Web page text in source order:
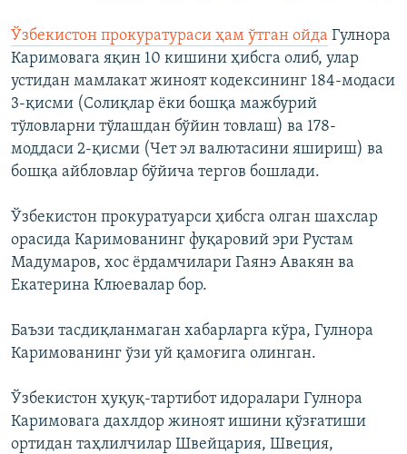
Ўзбекистон прокуратураси ҳам ўтган ойда Гулнора
Каримовага яқин 10 кишини ҳибсга олиб, улар
устидан мамлакат жиноят кодексининг 184-модаси
3-қисми (Солиқлар ёки бошқа мажбурий
тўловларни тўлашдан бўйин товлаш) ва 178-
моддаси 2-қисми (Чет эл валютасини яшириш) ва
бошқа айбловлар бўйича тергов бошлади.
Ўзбекистон прокуратуарси ҳибсга олган шахслар
орасида Каримованинг фуқаровий эри Рустам
Мадумаров, хос ёрдамчилари Гаянэ Авакян ва
Екатерина Клюевалар бор.
Баъзи тасдиқланмаган хабарларга кўра, Гулнора
Каримованинг ўзи уй қамоғига олинган.
Ўзбекистон ҳуқуқ-тартибот идоралари Гулнора
Каримовага дахлдор жиноят ишини қўзғатиши
ортидан таҳлилчилар Швейцария, Швеция,